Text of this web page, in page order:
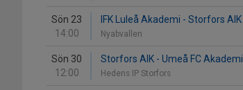
Sön 23
14:00
IFK Luleå Akademi - Storfors AIK
Nyabvallen
Sön 30
12:00
Storfors AIK - Umeå FC Akademi
Hedens IP Storfors